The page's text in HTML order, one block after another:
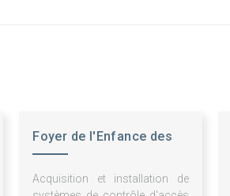
Foyer de l'Enfance des
Acquisition et installation de